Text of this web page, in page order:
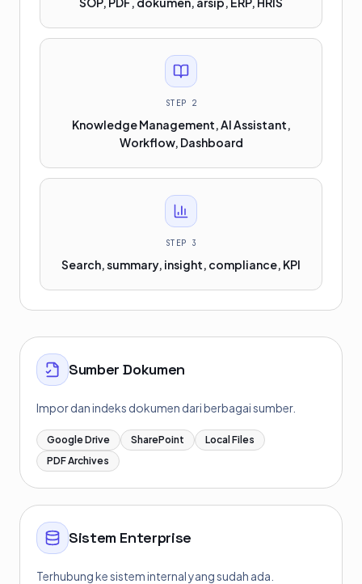
STEP 2
Knowledge Management, AI Assistant,
Workflow, Dashboard
STEP 3
Search, summary, insight, compliance, KPI
Sumber Dokumen
Impor dan indeks dokumen dari berbagai sumber.
Google Drive SharePoint
Local Files
PDF Archives
Sistem Enterprise
Terhubung ke sistem internal yang sudah ada.